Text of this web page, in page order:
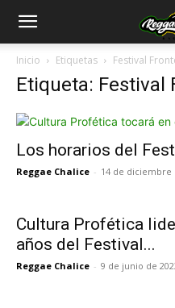
Inicio Etiquetas Festival
Etiqueta: Festival
Los horarios del
Reggae Chalice - 14 de diciembre
Cultura Profética
años del Festival...
Reggae Chalice - 9 de junio de